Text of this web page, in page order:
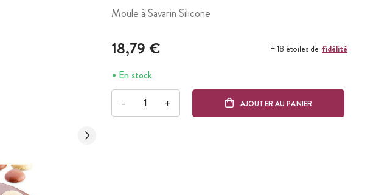
Moule à Savarin Silicone
18,79 € + 18 étoiles de fidélité
En stock
- + AJOUTER AU PANIER